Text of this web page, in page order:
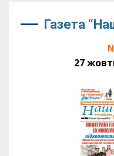
Газета
27